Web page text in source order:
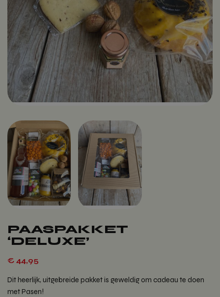
PAASPAKKET
‘DELUXE’
€ 44,95
Dit heerlijk, uitgebreide pakket is geweldig om cadeau te doen
met Pasen!